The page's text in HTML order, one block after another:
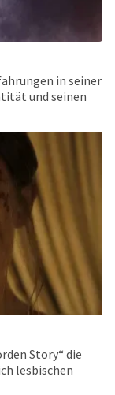
in seiner
und seinen
Story“ die
lesbischen